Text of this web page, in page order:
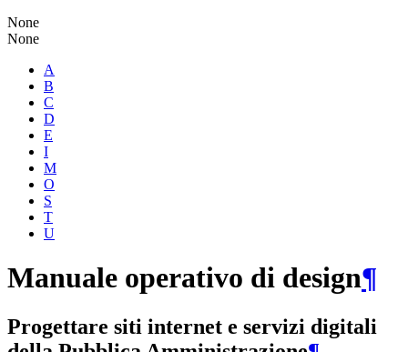
None
None
A
B
C
D
E
I
M
O
S
T
U
Manuale operativo di design¶
Progettare siti internet e servizi digitali